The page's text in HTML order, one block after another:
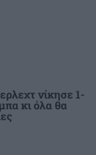
σε μνημεία
Fun Park - Η
νίκησε 1-
κι όλα θα